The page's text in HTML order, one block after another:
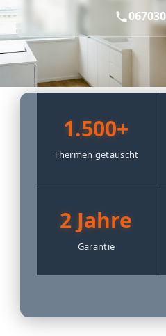
1.500+
Thermen getauscht
2 Jahre
Garantie